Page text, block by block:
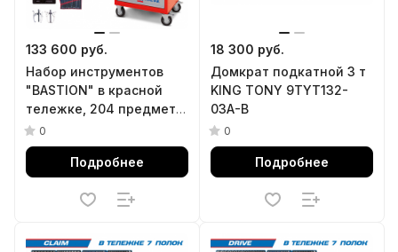
133 600 руб.
Набор инструментов
"BASTION" в красной
тележке, 204 предмета
KING TONY 934-100AMR
0
Подробнее
18 300 руб.
Домкрат подкатной 3 т
KING TONY 9TYT132-
03A-B
0
Подробнее